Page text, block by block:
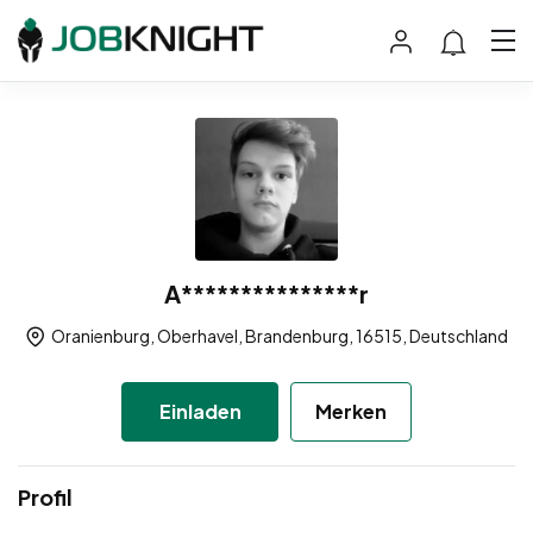
A***************r
Oranienburg, Oberhavel, Brandenburg, 16515, Deutschland
Einladen Merken
Profil